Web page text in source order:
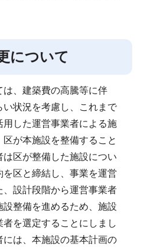
について
、建築費の高騰等に伴
状況を考慮し、これまで
した運営事業者による施
が本施設を整備すること
区が整備した施設につい
区と締結し、事業を運営
、設計段階から運営事業者
整備を進めるため、施設
を選定することにしまし
は、本施設の基本計画の